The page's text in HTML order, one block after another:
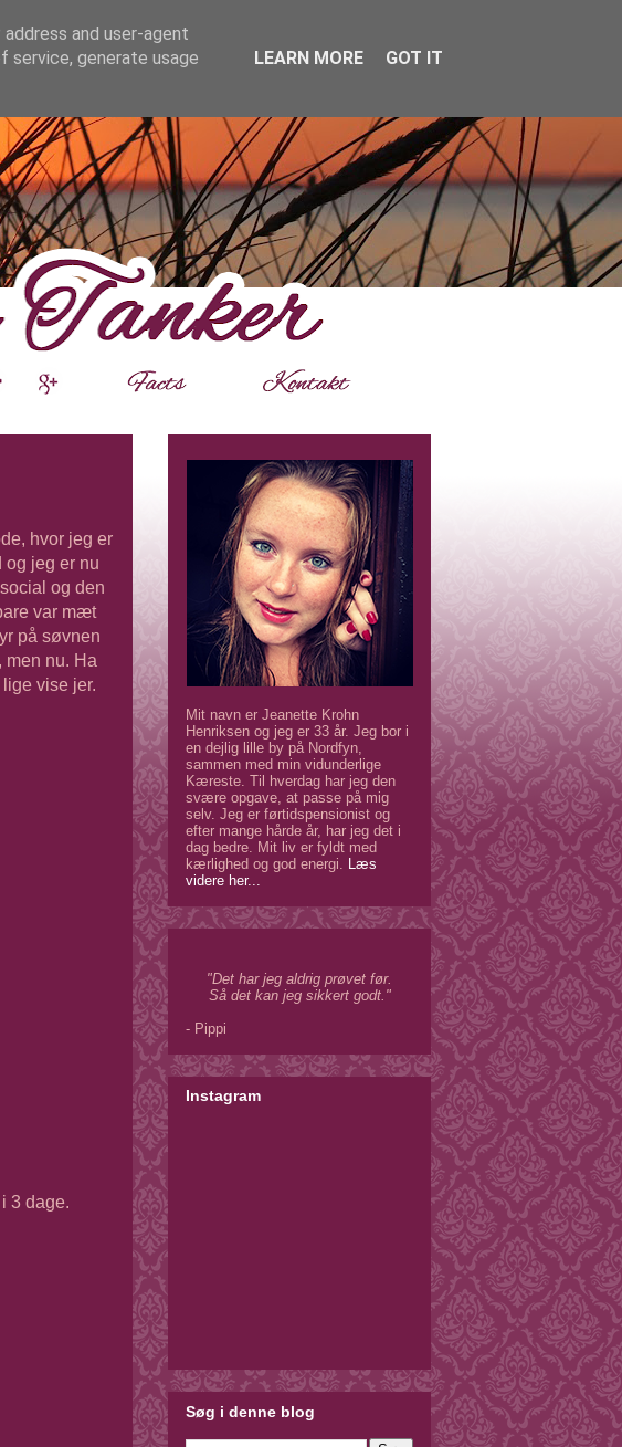
hvor jeg er
og jeg er nu
og den
var mæt
på søvnen
nu. Ha
vise jer.
3 dage.
Mit navn er Jeanette Krohn
Henriksen og jeg er 33 år. Jeg bor i
en dejlig lille by på Nordfyn,
sammen med min vidunderlige
Kæreste. Til hverdag har jeg den
svære opgave, at passe på mig
selv. Jeg er førtidspensionist og
efter mange hårde år, har jeg det i
dag bedre. Mit liv er fyldt med
kærlighed og god energi. Læs
videre her...
"Det har jeg aldrig prøvet før.
Så det kan jeg sikkert godt."
- Pippi
Instagram
Søg i denne blog
and user-agent
service, generate usage
LEARN MORE GOT IT